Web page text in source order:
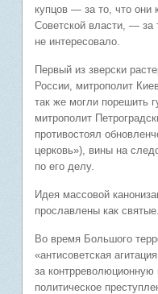
купцов — за то, что они
Советской власти, — за
не интересовало.
Первый из зверски
России, митрополит
так же могли порешить
митрополит
противостоял
церковь»), вины на
по его делу.
Идея массовой
прославлены как святые.
Во время Большого
«антисоветская
за
политическое